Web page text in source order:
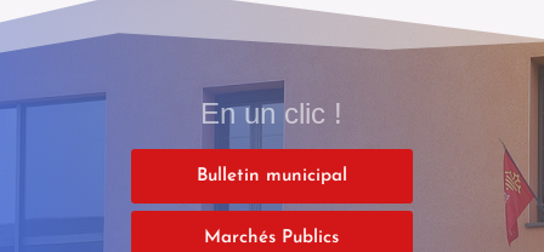
En un clic !
Bulletin municipal
Marchés Publics